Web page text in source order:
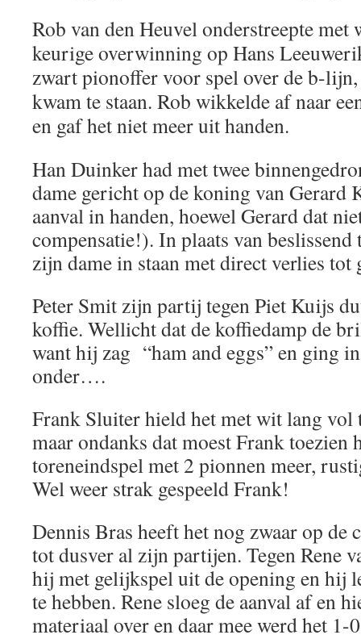
Rob van den Heuvel onderstreepte
keurige overwinning op Hans
zwart pionoffer voor spel over de b-lijn,
kwam te staan. Rob wikkelde af naar
en gaf het niet meer uit handen.
Han Duinker had met twee
dame gericht op de koning van Gerard
aanval in handen, hoewel Gerard dat
compensatie!). In plaats van beslissend
zijn dame in staan met direct verlies tot
Peter Smit zijn partij tegen Piet Kuijs
koffie. Wellicht dat de koffiedamp de
want hij zag “ham and eggs” en ging
onder….
Frank Sluiter hield het met wit lang vol
maar ondanks dat moest Frank toezien
toreneindspel met 2 pionnen meer,
Wel weer strak gespeeld Frank!
Dennis Bras heeft het nog zwaar op de
tot dusver al zijn partijen. Tegen Rene
hij met gelijkspel uit de opening en hij
te hebben. Rene sloeg de aanval af en
materiaal over en daar mee werd het 1-